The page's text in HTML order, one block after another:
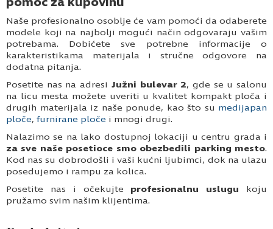
Naše profesionalno osoblje će vam pomoći da odaberete
modele koji na najbolji mogući način odgovaraju vašim
potrebama. Dobićete sve potrebne informacije o
karakteristikama materijala i stručne odgovore na
dodatna pitanja.
Posetite nas na adresi Južni bulevar 2, gde se u salonu
na licu mesta možete uveriti u kvalitet kompakt ploča i
drugih materijala iz naše ponude, kao što su medijapan
ploče, furnirane ploče i mnogi drugi.
Nalazimo se na lako dostupnoj lokaciji u centru grada i
za sve naše posetioce smo obezbedili parking mesto.
Kod nas su dobrodošli i vaši kućni ljubimci, dok na ulazu
posedujemo i rampu za kolica.
Posetite nas i očekujte profesionalnu uslugu koju
pružamo svim našim klijentima.